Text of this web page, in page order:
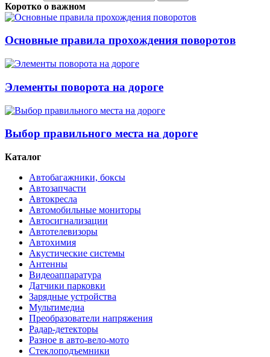
Коротко о важном
Основные правила прохождения поворотов
Элементы поворота на дороге
Выбор правильного места на дороге
Каталог
Автобагажники, боксы
Автозапчасти
Автокресла
Автомобильные мониторы
Автосигнализации
Автотелевизоры
Автохимия
Акустические системы
Антенны
Видеоаппаратура
Датчики парковки
Зарядные устройства
Мультимедиа
Преобразователи напряжения
Радар-детекторы
Разное в авто-вело-мото
Стеклоподъемники